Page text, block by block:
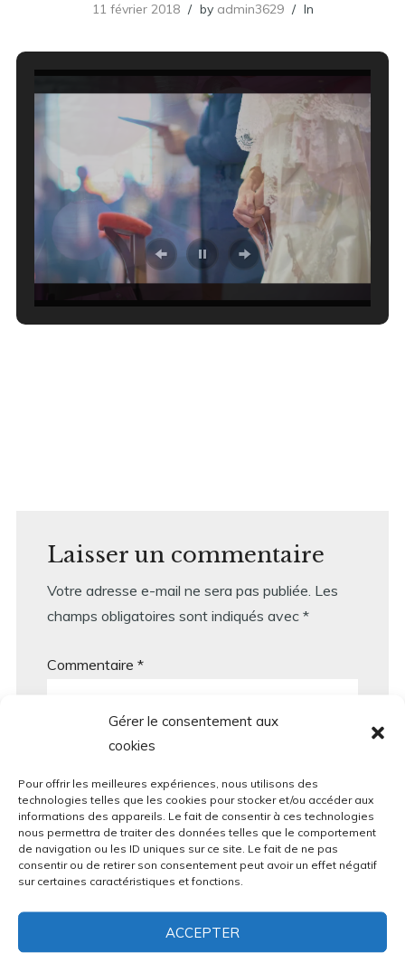
Gérer le consentement aux
cookies
Pour offrir les meilleures expériences, nous utilisons des
technologies telles que les cookies pour stocker et/ou accéder aux
informations des appareils. Le fait de consentir à ces technologies
nous permettra de traiter des données telles que le comportement
de navigation ou les ID uniques sur ce site. Le fait de ne pas
consentir ou de retirer son consentement peut avoir un effet négatif
sur certaines caractéristiques et fonctions.
ACCEPTER
11 février 2018 by admin3629 In
Laisser un commentaire
Votre adresse e-mail ne sera pas publiée. Les
champs obligatoires sont indiqués avec *
Commentaire *